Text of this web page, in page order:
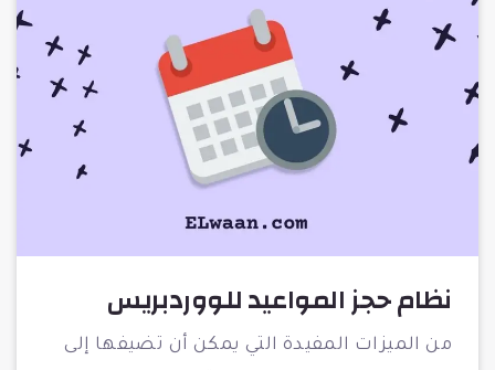
نظام حجز المواعيد للووردبريس
من الميزات المفيدة التي يمكن أن تضيفها إلى